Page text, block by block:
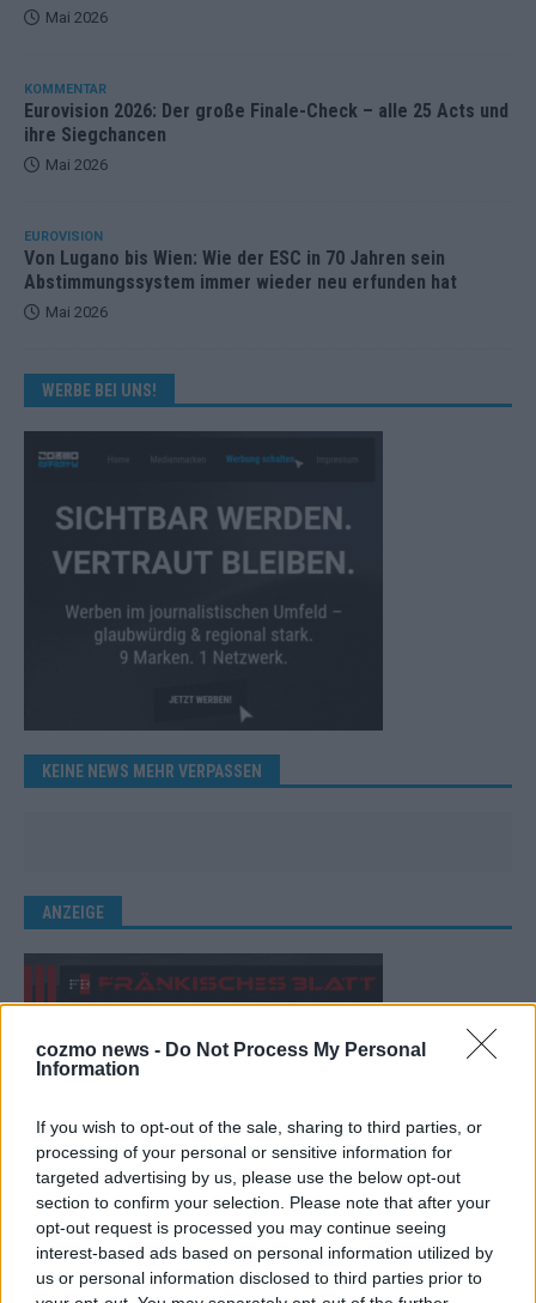
cozmo news - Do Not Process My Personal
Information
If you wish to opt-out of the sale, sharing to third parties, or
processing of your personal or sensitive information for
targeted advertising by us, please use the below opt-out
section to confirm your selection. Please note that after your
opt-out request is processed you may continue seeing
interest-based ads based on personal information utilized by
us or personal information disclosed to third parties prior to
Mai 2026
KOMMENTAR
Eurovision 2026: Der große Finale-Check – alle 25 Acts und
ihre Siegchancen
Mai 2026
EUROVISION
Von Lugano bis Wien: Wie der ESC in 70 Jahren sein
Abstimmungssystem immer wieder neu erfunden hat
Mai 2026
WERBE BEI UNS!
KEINE NEWS MEHR VERPASSEN
ANZEIGE